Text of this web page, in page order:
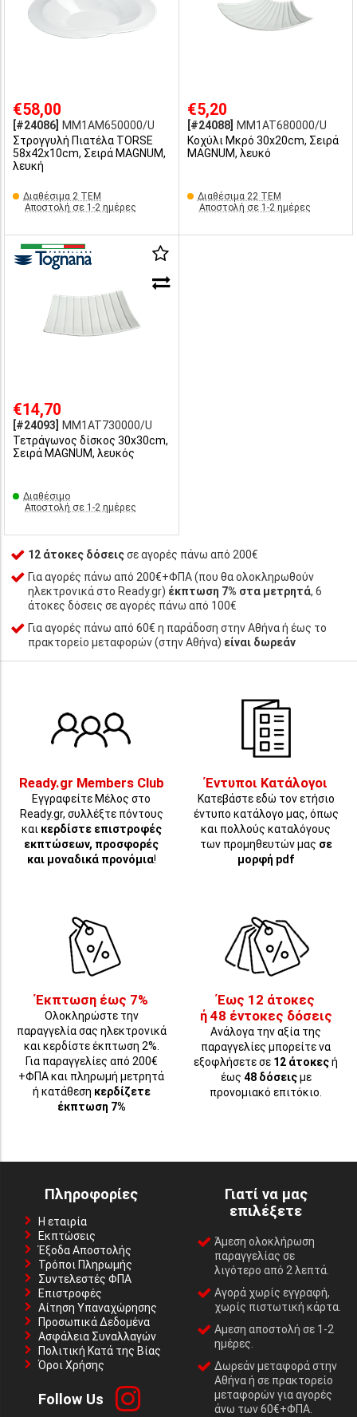
€58,00
[#24086]
MM1AM650000/U
Στρογγυλή Πιατέλα TORSE
58x42x10cm, Σειρά MAGNUM,
λευκή
Διαθέσιμα 2 ΤΕΜ
Αποστολή σε 1-2 ημέρες
€5,20
[#24088]
MM1AT680000/U
Κοχύλι Μκρό 30x20cm, Σειρά
MAGNUM, λευκό
Διαθέσιμα 22 ΤΕΜ
Αποστολή σε 1-2 ημέρες
€14,70
[#24093]
MM1AT730000/U
Τετράγωνος δίσκος 30x30cm,
Σειρά MAGNUM, λευκός
Διαθέσιμο
Αποστολή σε 1-2 ημέρες
12 άτοκες δόσειςσε αγορές πάνω από 200€
Για αγορές πάνω από 200€+ΦΠΑ (που θα ολοκληρωθούν
ηλεκτρονικά στο Ready.gr) έκπτωση 7% στα μετρητά, 6
άτοκες δόσεις σε αγορές πάνω από 100€
Για αγορές πάνω από 60€ η παράδοση στην Αθήνα ή έως το
πρακτορείο μεταφορών (στην Αθήνα) είναι δωρεάν
Ready.gr Members Club
Εγγραφείτε Μέλος στο
Ready.gr, συλλέξτε πόντους
και κερδίστε επιστροφές
εκπτώσεων, προσφορές
και μοναδικά προνόμια!
Έντυποι Κατάλογοι
Κατεβάστε εδώ τον ετήσιο
έντυπο κατάλογο μας, όπως
και πολλούς καταλόγους
των προμηθευτών μας σε
μορφή pdf
Έκπτωση έως 7%
Ολοκληρώστε την
παραγγελία σας ηλεκτρονικά
και κερδίστε έκπτωση 2%.
Για παραγγελίες από 200€
+ΦΠΑ και πληρωμή μετρητά
ή κατάθεση κερδίζετε
έκπτωση 7%
Έως 12 άτοκες
ή 48 έντοκες δόσεις
Ανάλογα την αξία της
παραγγελίες μπορείτε να
εξοφλήσετε σε 12 άτοκεςή
έως 48 δόσειςμε
προνομιακό επιτόκιο.
Πληροφορίες
Η εταιρία
Εκπτώσεις
Έξοδα Αποστολής
Τρόποι Πληρωμής
Συντελεστές ΦΠΑ
Επιστροφές
Αίτηση Υπαναχώρησης
Προσωπικά Δεδομένα
Ασφάλεια Συναλλαγών
Πολιτική Κατά της Βίας
Όροι Χρήσης
Follow Us
Γιατί να μας
επιλέξετε
Άμεση ολοκλήρωση
παραγγελίας σε
λιγότερο από 2 λεπτά.
Αγορά χωρίς εγγραφή,
χωρίς πιστωτική κάρτα.
Αμεση αποστολή σε 1-2
ημέρες.
Δωρεάν μεταφορά στην
Αθήνα ή σε πρακτορείο
μεταφορών για αγορές
άνω των 60€+ΦΠΑ.